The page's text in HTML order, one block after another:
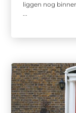
liggen nog
...